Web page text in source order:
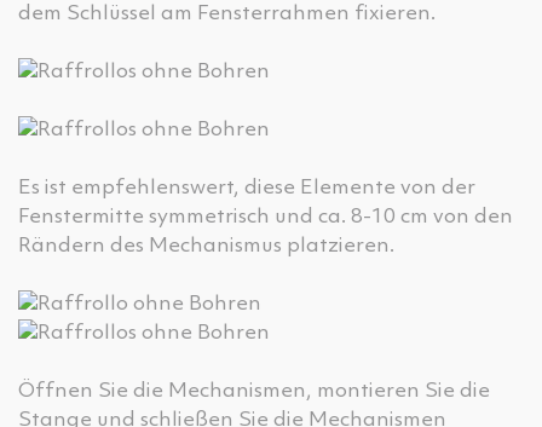
dem Schlüssel am Fensterrahmen fixieren.
Es ist empfehlenswert, diese Elemente von der
Fenstermitte symmetrisch und ca. 8-10 cm von den
Rändern des Mechanismus platzieren.
Öffnen Sie die Mechanismen, montieren Sie die
Stange und schließen Sie die Mechanismen